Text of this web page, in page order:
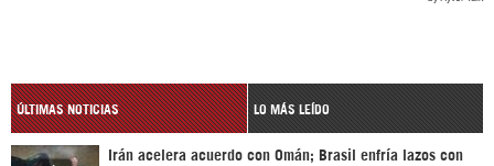
ÚLTIMAS NOTICIAS LO MÁS LEÍDO
Irán acelera acuerdo con Omán; Brasil enfría lazos con